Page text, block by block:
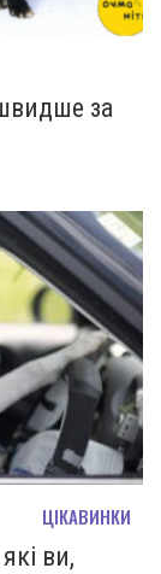
за
ЦІКАВИНКИ
ви,